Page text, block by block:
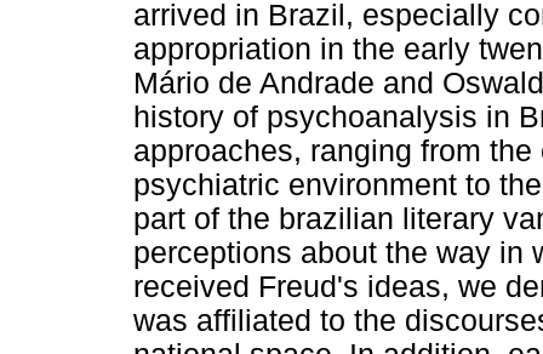
arrived in Brazil, especially
appropriation in the early
Mário de Andrade and
history of psychoanalysis in
approaches, ranging from
psychiatric environment to
part of the brazilian literary
perceptions about the way in
received Freud's ideas, we
was affiliated to the